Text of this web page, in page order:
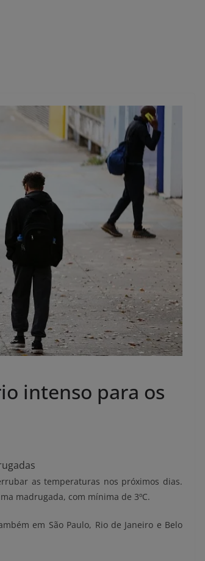
intenso para os
as temperaturas nos próximos dias.
madrugada, com mínima de 3ºC.
em São Paulo, Rio de Janeiro e Belo